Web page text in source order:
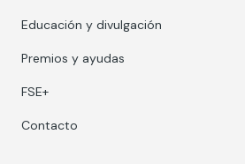
Educación y divulgación
Premios y ayudas
FSE+
Contacto